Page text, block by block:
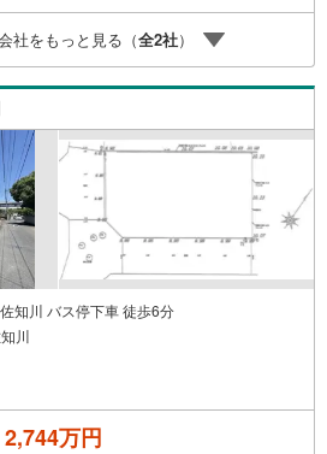
です。】 当店で物件を成約するとPayP
ゼント！
社をもっと見る（全2社）
知川 バス停下車 徒歩6分
川
2,744万円